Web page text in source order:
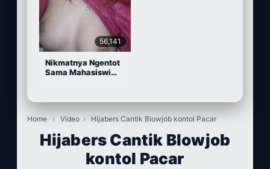
56,141
Nikmatnya Ngentot
Sama Mahasiswi
Home › Video › Hijabers Cantik Blowjob kontol Pacar
Hijabers Cantik Blowjob
kontol Pacar